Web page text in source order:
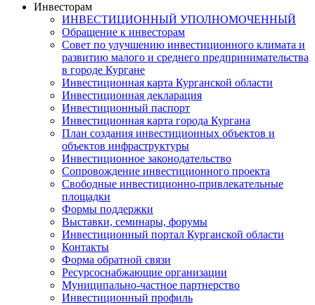
Инвесторам
ИНВЕСТИЦИОННЫЙ УПОЛНОМОЧЕННЫЙ
Обращение к инвесторам
Совет по улучшению инвестиционного климата и
развитию малого и среднего предпринимательства
в городе Кургане
Инвестиционная карта Курганской области
Инвестиционная декларация
Инвестиционный паспорт
Инвестиционная карта города Кургана
План создания инвестиционных объектов и
объектов инфраструктуры
Инвестиционное законодательство
Сопровождение инвестиционного проекта
Свободные инвестиционно-привлекательные
площадки
Формы поддержки
Выставки, семинары, форумы
Инвестиционный портал Курганской области
Контакты
Форма обратной связи
Ресурсоснабжающие организации
Муниципально-частное партнерство
Инвестиционный профиль